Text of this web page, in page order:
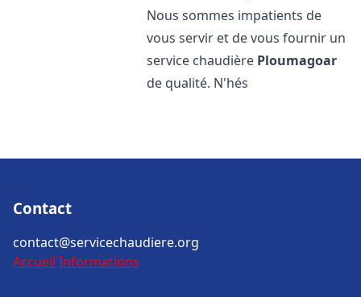
Nous sommes impatients de
vous servir et de vous fournir un
service chaudière Ploumagoar
de qualité. N'hés
Contact
contact@servicechaudiere.org
Accueil Informations